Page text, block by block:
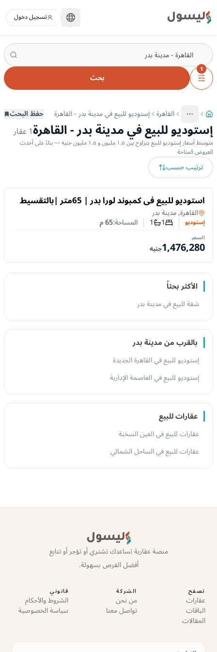
ليسول تسجيل دخول
1
بحث
More
عرض المزيد من المسارات
القاهرة إستوديو للبيع في مدينة بدر - القاهرة حفظ البحث
إستوديو للبيع في مدينة بدر - القاهرة1عقار
متوسط أسعار إستوديو للبيع يتراوح بين ١.٥ مليون و ١.٥ مليون جنيه — بناءً على أحدث
العروض المتاحة
ترتيب حسب
للبيع استوديو للبيع في كمبوند لورا بدر | 65متر |بالتقسيط
على 10 سنوات.
إستوديوفي
القاهرة, مدينة بدر
إستوديو عدد غرف النوم
1عدد الحمامات
1 المساحة:65م
السعر
1,476,280جنيه
الأكثر بحثاً
شقة للبيع في مدينة بدر
بالقرب من مدينة بدر
إستوديو للبيع في القاهرة الجديدة
إستوديو للبيع في العاصمة الإدارية
عقارات للبيع
عقارات للبيع في العين السخنة
عقارات للبيع في الساحل الشمالي
ليسول
منصة عقارية تساعدك تشتري أو تؤجر أو تتابع
أفضل الفرص بسهولة.
تصفح
عقارات
الباقات
المقالات
الشركة
من نحن
تواصل معنا
قانوني
الشروط والأحكام
سياسة الخصوصية